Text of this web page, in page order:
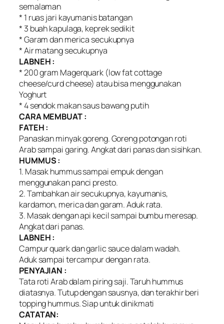
semalaman
* 1 ruas jari kayumanis batangan
* 3 buah kapulaga, keprek sedikit
* Garam dan merica secukupnya
* Air matang secukupnya
LABNEH :
* 200 gram Magerquark (low fat cottage
cheese/curd cheese) atau bisa menggunakan
Yoghurt
* 4 sendok makan saus bawang putih
CARA MEMBUAT :
FATEH :
Panaskan minyak goreng. Goreng potongan roti
Arab sampai garing. Angkat dari panas dan sisihkan.
HUMMUS :
1. Masak hummus sampai empuk dengan
menggunakan panci presto.
2. Tambahkan air secukupnya, kayumanis,
kardamon, merica dan garam. Aduk rata.
3. Masak dengan api kecil sampai bumbu meresap.
Angkat dari panas.
LABNEH :
Campur quark dan garlic sauce dalam wadah.
Aduk sampai tercampur dengan rata.
PENYAJIAN :
Tata roti Arab dalam piring saji. Taruh hummus
diatasnya. Tutup dengan sausnya, dan terakhir beri
topping hummus. Siap untuk dinikmati
CATATAN: